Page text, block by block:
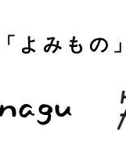
「よみもの」